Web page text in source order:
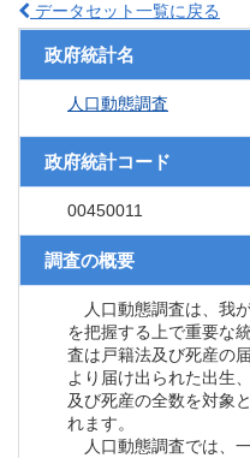
データセット一覧に戻る
政府統計名
人口動態調査
政府統計コード
00450011
調査の概要
人口動態調査は、我
を把握する上で重要な
査は戸籍法及び死産の
より届け出られた出生
及び死産の全数を対象
れます。
人口動態調査では、